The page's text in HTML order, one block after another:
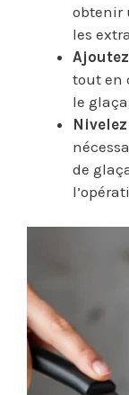
obtenir
les
tout en
le
de